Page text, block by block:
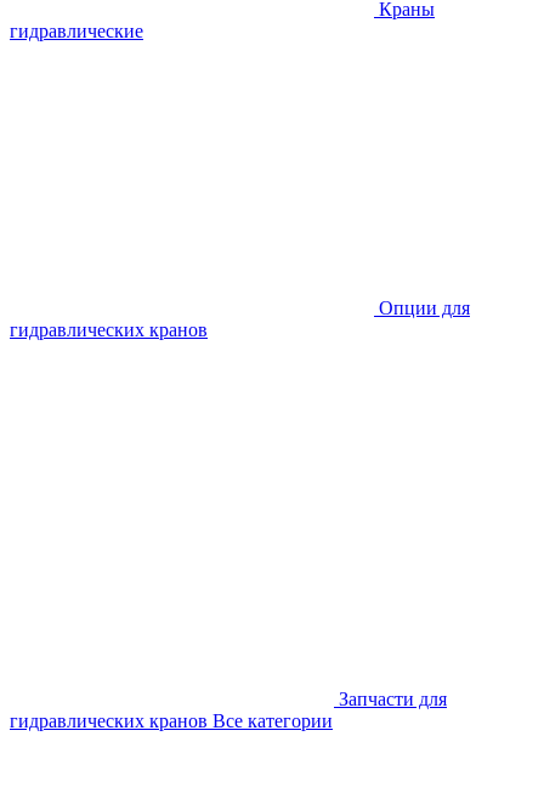
Краны
гидравлические
Опции для
гидравлических кранов
Запчасти для
гидравлических кранов Все категории